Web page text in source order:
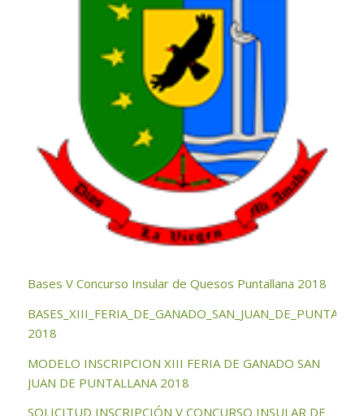
Bases V Concurso Insular de Quesos Puntallana 2018
2018
MODELO INSCRIPCION XIII FERIA DE GANADO SAN
JUAN DE PUNTALLANA 2018
SOLICITUD INSCRIPCIÓN V CONCURSO INSULAR DE